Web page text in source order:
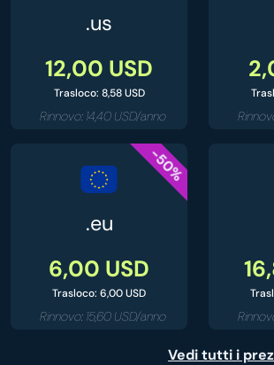
.us
12,00 USD
Trasloco: 8,58 USD
Rinnovo: 14,40 USD/anno
-50%
.eu
6,00 USD
Trasloco: 6,00 USD
Rinnovo: 15,60 USD/anno
Vedi tutti i